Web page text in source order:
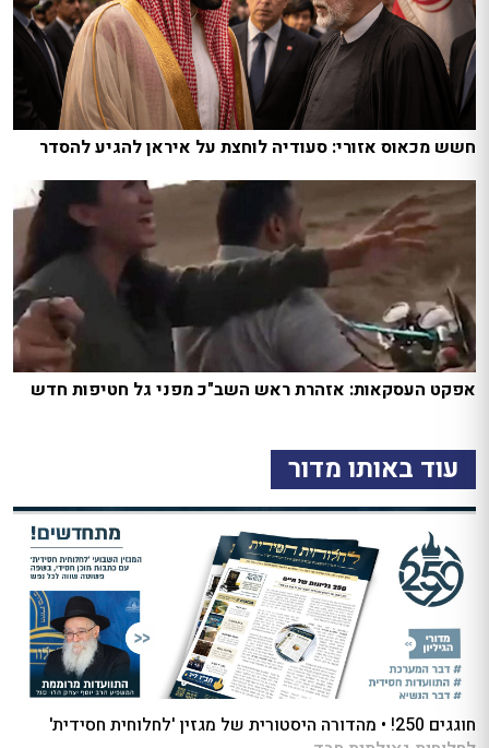
חשש מכאוס אזורי: סעודיה לוחצת על איראן להגיע להסדר
אפקט העסקאות: אזהרת ראש השב"כ מפני גל חטיפות חדש
עוד באותו מדור
חוגגים 250! • מהדורה היסטורית של מגזין 'לחלוחית חסידית'